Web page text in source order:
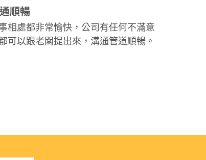
順暢
相處都非常愉快，公司有任何不滿意
可以跟老闆提出來，溝通管道順暢。